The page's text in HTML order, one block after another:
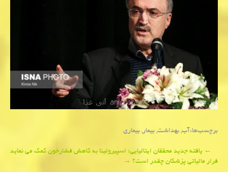
برچسب‌ها:آب,بهداشت,بیمار,بیماری
Post
navigation
←یافته جدید محققان ایتالیایی؛ اسپیرولینا به كاهش فشارخون كمك می نماید
فرار مالیاتی پزشكان چقدر است؟→